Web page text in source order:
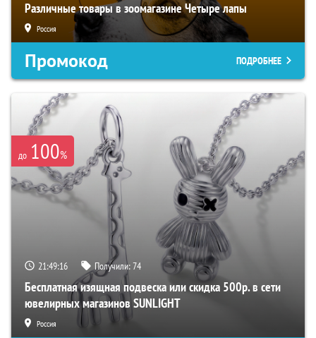
Различные товары в зоомагазине Четыре лапы
Россия
Промокод ПОДРОБНЕЕ
до 100%
21:49:16 Получили:74
Бесплатная изящная подвеска или скидка 500р. в сети
ювелирных магазинов SUNLIGHT
Россия